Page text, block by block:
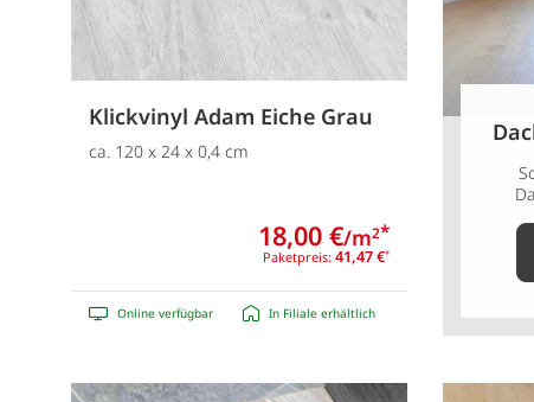
Klickvinyl Adam Eiche Grau
ca. 120 x 24 x 0,4 cm
Paketpreis: 41,47 €*
18,00 €/m2*
Online verfügbar In Filiale erhältlich